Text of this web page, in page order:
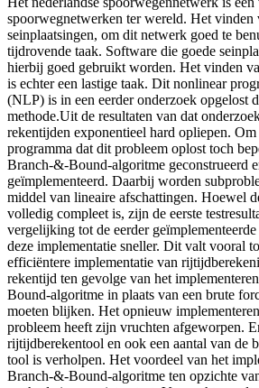
spoorwegnetwerken ter wereld. Het vinden
seinplaatsingen, om dit netwerk goed te
tijdrovende taak. Software die goede
hierbij goed gebruikt worden. Het vinden
is echter een lastige taak. Dit nonlinear
(NLP) is in een eerder onderzoek opgelost
methode.Uit de resultaten van dat
rekentijden exponentieel hard opliepen.
programma dat dit probleem oplost toch
Branch-&-Bound-algoritme geconstrueerd
geïmplementeerd. Daarbij worden
middel van lineaire afschattingen. Hoewel
volledig compleet is, zijn de eerste
vergelijking tot de eerder
deze implementatie sneller. Dit valt vooral
efficiëntere implementatie van
rekentijd ten gevolge van het
Bound-algoritme in plaats van een brute
moeten blijken. Het opnieuw
probleem heeft zijn vruchten afgeworpen.
rijtijdberekentool en ook een aantal van de
tool is verholpen. Het voordeel van het
Branch-&-Bound-algoritme ten opzichte